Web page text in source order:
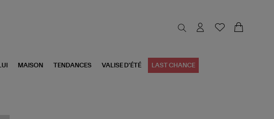
LUI MAISON TENDANCES VALISE D'ÉTÉ LAST CHANCE